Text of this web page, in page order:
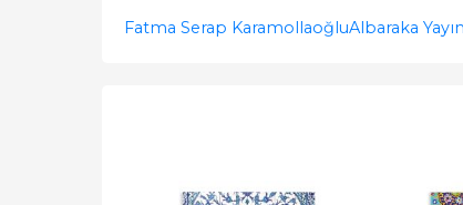
Fatma Serap KaramollaoğluAlbaraka